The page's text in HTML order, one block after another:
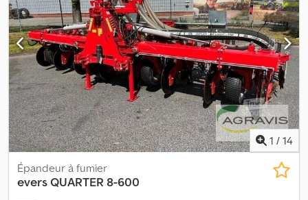
arrière anti-encastrement Essieu suiveur Projecteurs de travail à
LED arrière Chedeziv Dbopfx Antsa Feu tournant Distributeur à
disque déflecteur L’épandeur a principalement été utilisé pour le
transport d’eau.
1 / 14
Épandeur à fumier
eversQUARTER 8-600